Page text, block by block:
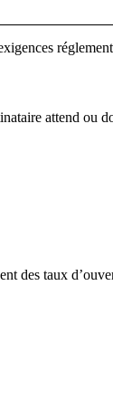
attend
des taux